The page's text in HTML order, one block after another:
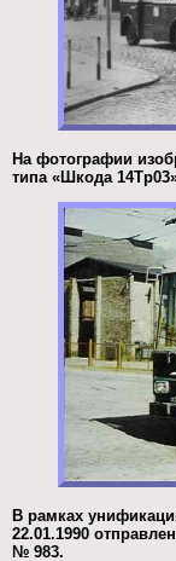
На фотографии
типа «Шкода
В рамках
22.01.1990
№ 983.